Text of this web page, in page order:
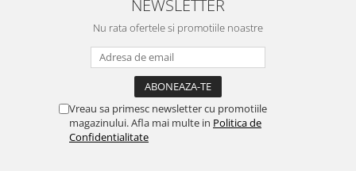
NEWSLETTER
Nu rata ofertele si promotiile noastre
Vreau sa primesc newsletter cu promotiile
magazinului. Afla mai multe in Politica de
Confidentialitate